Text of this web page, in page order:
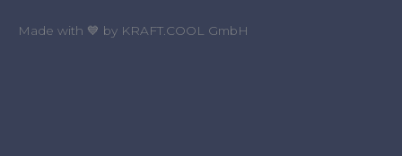
Made with 💙 by KRAFT.COOL GmbH